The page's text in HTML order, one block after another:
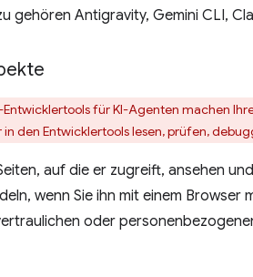
gehören Antigravity, Gemini CLI,
für KI-Agenten machen
den Entwicklertools lesen, prüfen,
auf die er zugreift, ansehen
wenn Sie ihn mit einem
oder